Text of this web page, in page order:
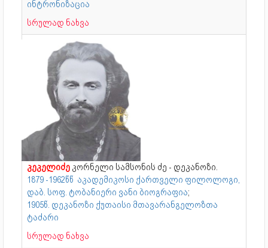
ინტრონიზაცია
სრულად ნახვა
კეკელიძე კორნელი სამსონის ძე - დეკანოზი.
1879 -1962წწ აკადემიკოსი ქართველი ფილოლოგი,
დაბ. სოფ. ტობანიერი ვანი ბიოგრაფია;
1905წ. დეკანოზი ქუთაისი მთავარანგელოზთა
ტაძარი
სრულად ნახვა